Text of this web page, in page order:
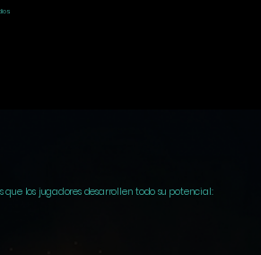
que los jugadores desarrollen todo su potencial: